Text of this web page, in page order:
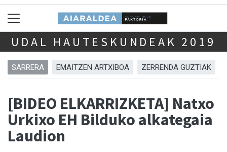
UDAL HAUTESKUNDEAK 2019
SARRERA EMAITZEN ARTXIBOA ZERRENDA GUZTIAK
[BIDEO ELKARRIZKETA] Natxo
Urkixo EH Bilduko alkategaia
Laudion